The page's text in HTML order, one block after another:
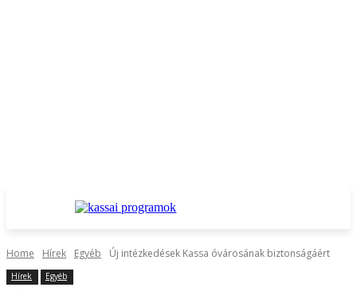
Home Hírek Egyéb Új intézkedések Kassa óvárosának biztonságáért
Hírek Egyéb